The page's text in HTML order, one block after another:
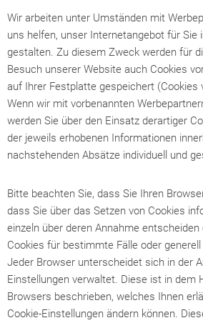
Wir arbeiten unter Umständen mit
uns helfen, unser Internetangebot für Sie
gestalten. Zu diesem Zweck werden für
Besuch unserer Website auch Cookies
auf Ihrer Festplatte gespeichert (Cookies
Wenn wir mit vorbenannten
werden Sie über den Einsatz derartiger
der jeweils erhobenen Informationen
nachstehenden Absätze individuell und
Bitte beachten Sie, dass Sie Ihren
dass Sie über das Setzen von Cookies
einzeln über deren Annahme
Cookies für bestimmte Fälle oder
Jeder Browser unterscheidet sich in der
Einstellungen verwaltet. Diese ist in dem
Browsers beschrieben, welches Ihnen
Cookie-Einstellungen ändern können.